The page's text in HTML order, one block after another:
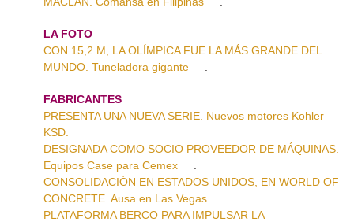
LA FOTO
CON 15,2 M, LA OLÍMPICA FUE LA MÁS GRANDE DEL
MUNDO. Tuneladora gigante
FABRICANTES
PRESENTA UNA NUEVA SERIE. Nuevos motores Kohler
KSD.
DESIGNADA COMO SOCIO PROVEEDOR DE MÁQUINAS.
Equipos Case para Cemex
CONSOLIDACIÓN EN ESTADOS UNIDOS, EN WORLD OF
CONCRETE. Ausa en Las Vegas
PLATAFORMA BERCO PARA IMPULSAR LA